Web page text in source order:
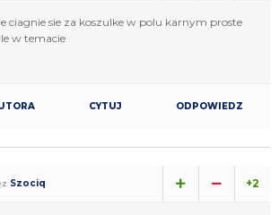
ciagnie sie za koszulke w polu karnym proste
w temacie
CYTUJ ODPOWIEDZ
Szociq +2